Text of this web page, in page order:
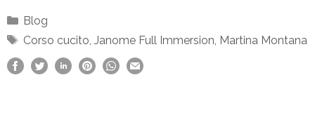
Categorie
Blog
Tag
Corso cucito Janome Full Immersion Martina Montana